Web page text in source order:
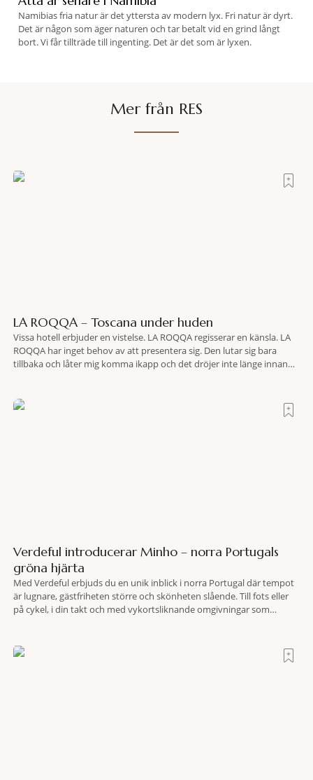
Namibias fria natur är det yttersta av modern lyx. Fri natur är dyrt.
Det är någon som äger naturen och tar betalt vid en grind långt
bort. Vi får tillträde till ingenting. Det är det som är lyxen.
Mer från RES
LA ROQQA – Toscana under huden
Vissa hotell erbjuder en vistelse. LA ROQQA regisserar en känsla. LA
ROQQA har inget behov av att presentera sig. Den lutar sig bara
tillbaka och låter mig komma ikapp och det dröjer inte länge innan
Verdeful introducerar Minho – norra Portugals
gröna hjärta
Med Verdeful erbjuds du en unik inblick i norra Portugal där tempot
är lugnare, gästfriheten större och skönheten slående. Till fots eller
på cykel, i din takt och med vykortsliknande omgivningar som
travel när det